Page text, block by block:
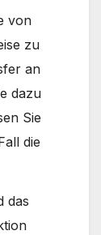
von
zu
an
dazu
Sie
die
das